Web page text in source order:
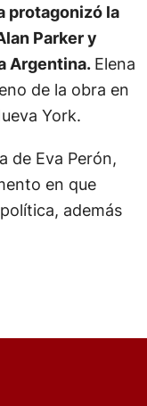
protagonizó la
Parker y
Argentina. Elena
de la obra en
York.
de Eva Perón,
en que
además